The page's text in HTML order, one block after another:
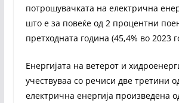
потрошувачката на електрична
што е за повеќе од 2 процентни
претходната година (45,4% во 2023
Енергијата на ветерот и
учествуваа со речиси две третини
електрична енергија произведена